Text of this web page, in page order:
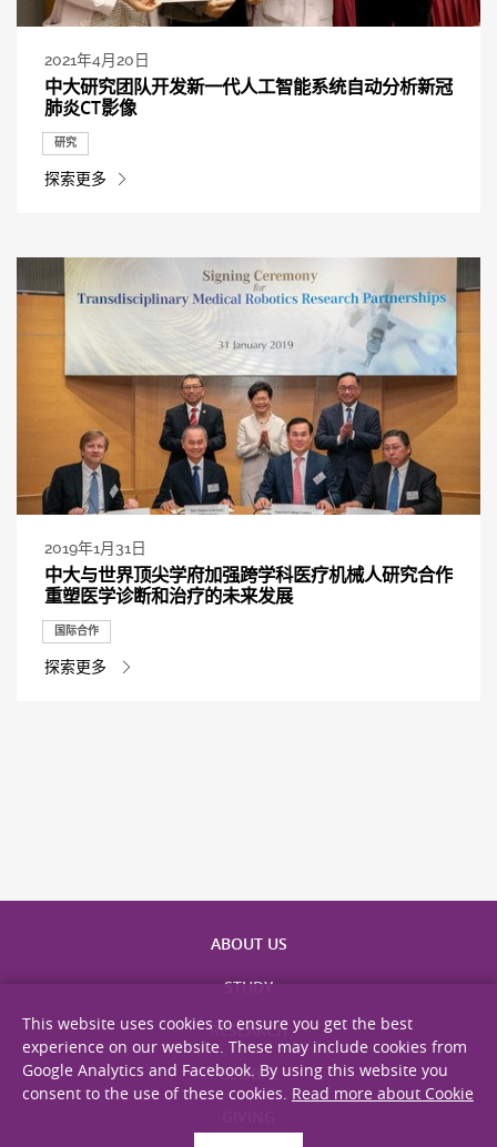
2021年4月20日
中大研究团队开发新一代人工智能系统自动分析新冠
肺炎CT影像
研究
探索更多
2019年1月31日
中大与世界顶尖学府加强跨学科医疗机械人研究合作
重塑医学诊断和治疗的未来发展
国际合作
探索更多
ABOUT US
STUDY
RESEARCH
GLOBAL
This website uses cookies to ensure you get the best
experience on our website. These may include cookies from
Google Analytics and Facebook. By using this website you
consent to the use of these cookies. Read more about Cookie